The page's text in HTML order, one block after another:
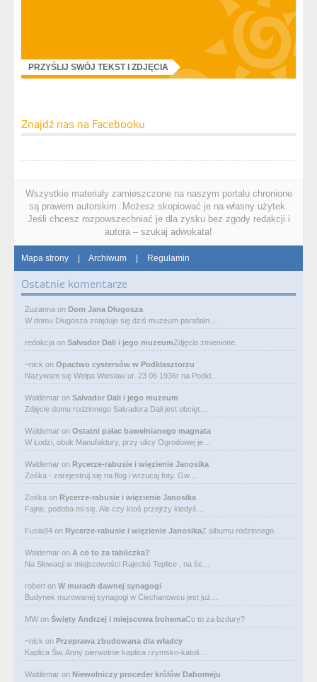
PRZYŚLIJ SWÓJ TEKST I ZDJĘCIA
Znajdź nas na Facebooku
Wszystkie materiały zamieszczone na naszym portalu chronione
są prawem autorskim. Możesz skopiować je na własny użytek.
Jeśli chcesz rozpowszechniać je dla zysku bez zgody redakcji i
autora – szukaj adwokata!
Mapa strony | Archiwum | Regulamin
Ostatnie komentarze
Zuzanna on Dom Jana Długosza
W domu Długosza znajduje się dziś muzeum parafialn…
redakcja on Salvador Dali i jego muzeumZdjęcia zmienione.
~nick on Opactwo cystersów w Podklasztorzu
Nazywam się Wełpa Wiesław ur. 23 06 1936r na Podkl…
Waldemar on Salvador Dali i jego muzeum
Zdjęcie domu rodzinnego Salvadora Dali jest obcięt…
Waldemar on Ostatni pałac bawełnianego magnata
W Łodzi, obok Manufaktury, przy ulicy Ogrodowej je…
Waldemar on Rycerze-rabusie i więzienie Janosika
Zośka - zarejestruj się na flog i wrzucaj foty. Gw…
Zośka on Rycerze-rabusie i więzienie Janosika
Fajne, podoba mi się. Ale czy ktoś przejrzy kiedyś…
Fusia84 on Rycerze-rabusie i więzienie JanosikaZ albumu rodzinnego.
Waldemar on A co to za tabliczka?
Na Słowacji w miejscowości Rajecké Teplice , na śc…
robert on W murach dawnej synagogi
Budynek murowanej synagogi w Ciechanowcu jest już…
MW on Święty Andrzej i miejscowa bohemaCo to za bzdury?
~nick on Przeprawa zbudowana dla władcy
Kaplica Św. Anny pierwotnie kaplica rzymsko-katoli…
Waldemar on Niewolniczy proceder królów Dahomeju